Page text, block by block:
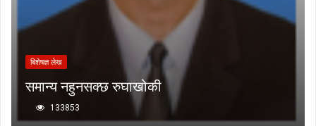
बिशेषज्ञ लेख
समान्य नहुनसक्छ रुघाखोकी
133853